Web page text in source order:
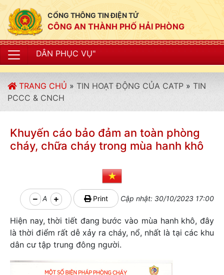
CỔNG THÔNG TIN ĐIỆN TỬ
CÔNG AN THÀNH PHỐ HẢI PHÒNG
TRANG CHỦ » TIN HOẠT ĐỘNG CỦA CATP » TIN
PCCC & CNCH
Khuyến cáo bảo đảm an toàn phòng
cháy, chữa cháy trong mùa hanh khô
A Print Cập nhật: 30/10/2023 17:00
Hiện nay, thời tiết đang bước vào mùa hanh khô, đây
là thời điểm rất dễ xảy ra cháy, nổ, nhất là tại các khu
dân cư tập trung đông người.